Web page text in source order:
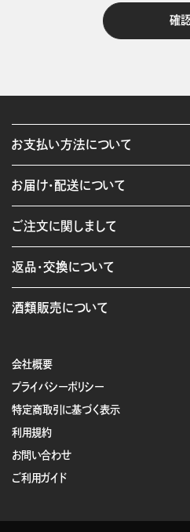
会社概要
プライバシーポリシー
特定商取引に基づく表示
利用規約
お問い合わせ
ご利用ガイド
お支払い方法について
お届け・配送について
ご注文に関しまして
返品・交換について
酒類販売について